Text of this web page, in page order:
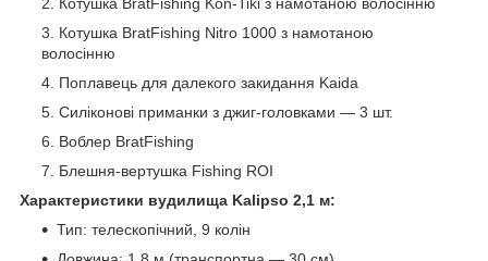
Котушка BratFishing Nitro 1000 з намотаною
волосінню
Поплавець для далекого закидання Kaida
Силіконові приманки з джиг-головками — 3 шт.
Воблер BratFishing
Блешня-вертушка Fishing ROI
Характеристики вудилища Kalipso 2,1 м:
Тип: телескопічний, 9 колін